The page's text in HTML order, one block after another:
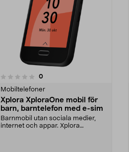
0recensioner
Mobiltelefoner
Xplora XploraOne mobil för
barn, barntelefon med e-sim
Barnmobil utan sociala medier,
internet och appar. Xplora
4.5 av 5 stjärnor